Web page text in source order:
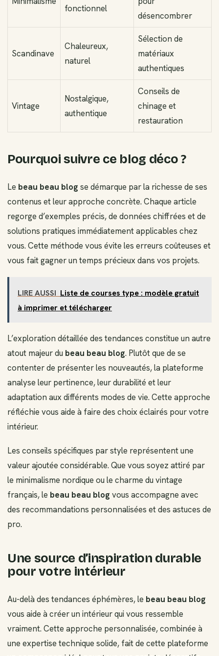
fonctionnel
désencombrer
Scandinave
Chaleureux,
naturel
Sélection de
matériaux
authentiques
Vintage
Nostalgique,
authentique
Conseils de
chinage et
restauration
Pourquoi suivre ce blog déco ?
Le beau beau blog se démarque par la richesse de ses
contenus et leur approche concrète. Chaque article
regorge d’exemples précis, de données chiffrées et de
solutions pratiques immédiatement applicables chez
vous. Cette méthode vous évite les erreurs coûteuses et
vous fait gagner un temps précieux dans vos projets.
LIRE AUSSI Liste de courses type : modèle gratuit
à imprimer et télécharger
L’exploration détaillée des tendances constitue un autre
atout majeur du beau beau blog. Plutôt que de se
contenter de présenter les nouveautés, la plateforme
analyse leur pertinence, leur durabilité et leur
adaptation aux différents modes de vie. Cette approche
réfléchie vous aide à faire des choix éclairés pour votre
intérieur.
Les conseils spécifiques par style représentent une
valeur ajoutée considérable. Que vous soyez attiré par
le minimalisme nordique ou le charme du vintage
français, le beau beau blog vous accompagne avec
des recommandations personnalisées et des astuces de
pro.
Une source d’inspiration durable
pour votre intérieur
Au-delà des tendances éphémères, le beau beau blog
vous aide à créer un intérieur qui vous ressemble
vraiment. Cette approche personnalisée, combinée à
une expertise technique solide, fait de cette plateforme